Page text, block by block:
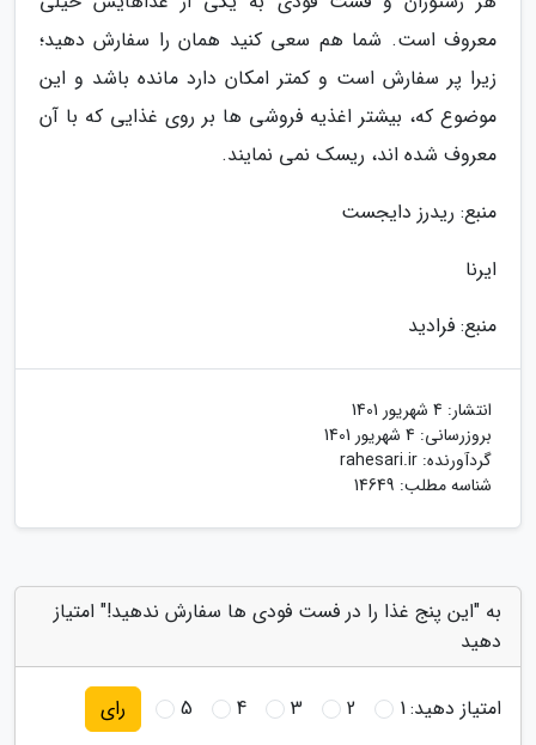
معروف است. شما هم سعی کنید همان را سفارش دهید؛
زیرا پر سفارش است و کمتر امکان دارد مانده باشد و این
موضوع که، بیشتر اغذیه فروشی ها بر روی غذایی که با آن
معروف شده اند، ریسک نمی نمایند.
منبع: ریدرز دایجست
ایرنا
منبع: فرادید
انتشار: 4 شهریور 1401
بروزرسانی: 4 شهریور 1401
گردآورنده: rahesari.ir
شناسه مطلب: 14649
به "این پنج غذا را در فست فودی ها سفارش ندهید!" امتیاز
دهید
امتیاز دهید:1
2
3
4
5 رای